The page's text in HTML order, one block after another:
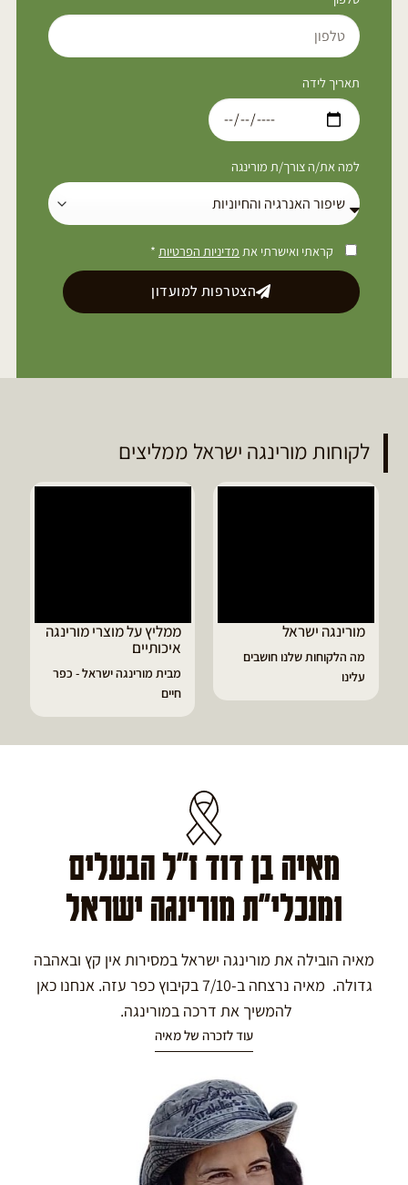
תאריך לידה
למה את/ה צורך/ת מורינגה
קראתי ואישרתי את מדיניות הפרטיות *
הצטרפות למועדון
לקוחות מורינגה ישראל ממליצים
ממליץ על מוצרי מורינגה
איכותיים
מבית מורינגה ישראל - כפר
דיוויד ממליץ על טבליות
מורינגה
הפסקתי לסבול מהתקפי
גאוט ודלקות
מאיה בן דוד ז"ל הבעלים
ומנכלי"ת מורינגה ישראל
מאיה הובילה את מורינגה ישראל במסירות אין קץ ובאהבה
גדולה. מאיה נרצחה ב-7/10 בקיבוץ כפר עזה. אנחנו כאן
להמשיך את דרכה במורינגה.
עוד לזכרה של מאיה